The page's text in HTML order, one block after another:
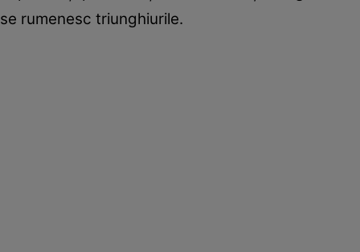
se rumenesc triunghiurile.